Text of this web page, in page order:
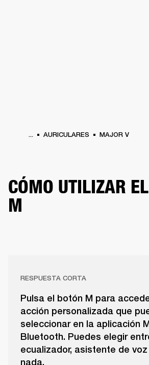
... AURICULARES MAJOR V
CÓMO UTILIZAR
M
RESPUESTA CORTA
Pulsa el botón M para
acción personalizada que
seleccionar en la aplicación
Bluetooth. Puedes elegir
ecualizador, asistente de
nada.